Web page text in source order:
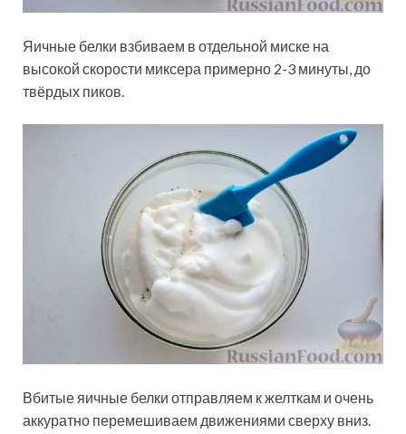
Яичные белки взбиваем в отдельной миске на
высокой скорости миксера примерно 2-3 минуты, до
твёрдых пиков.
Вбитые яичные белки отправляем к желткам и очень
аккуратно перемешиваем движениями сверху вниз.